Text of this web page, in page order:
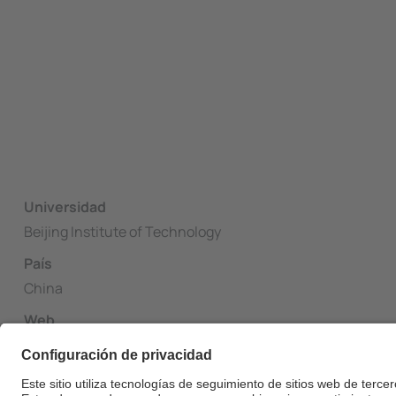
Universidad
Beijing Institute of Technology
País
China
Web
https://isc.bit.edu.cn/admissionsaid/essap/
Documentación